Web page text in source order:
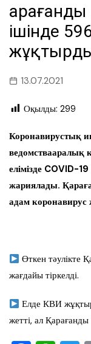
ішінде
13.07.2021
Оқылды: 299
Коронавирустық
ведомствааралық
елімізде COVID-
жариялады.
адам
Өткен тәулікте
жағдайы тіркелді.
Елде КВИ
жетті, ал